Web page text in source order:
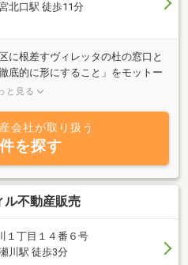
北口駅 徒歩11分
に根差すヴィレッタの杜の窓口と
底的に形にすること」をモットー
添い、お客様と共に考え、お客様
れからも、世界にひとつ」を作っ
と見る
会社が取り扱う
を探す
不動産販売
１丁目１４番６号
川駅 徒歩3分